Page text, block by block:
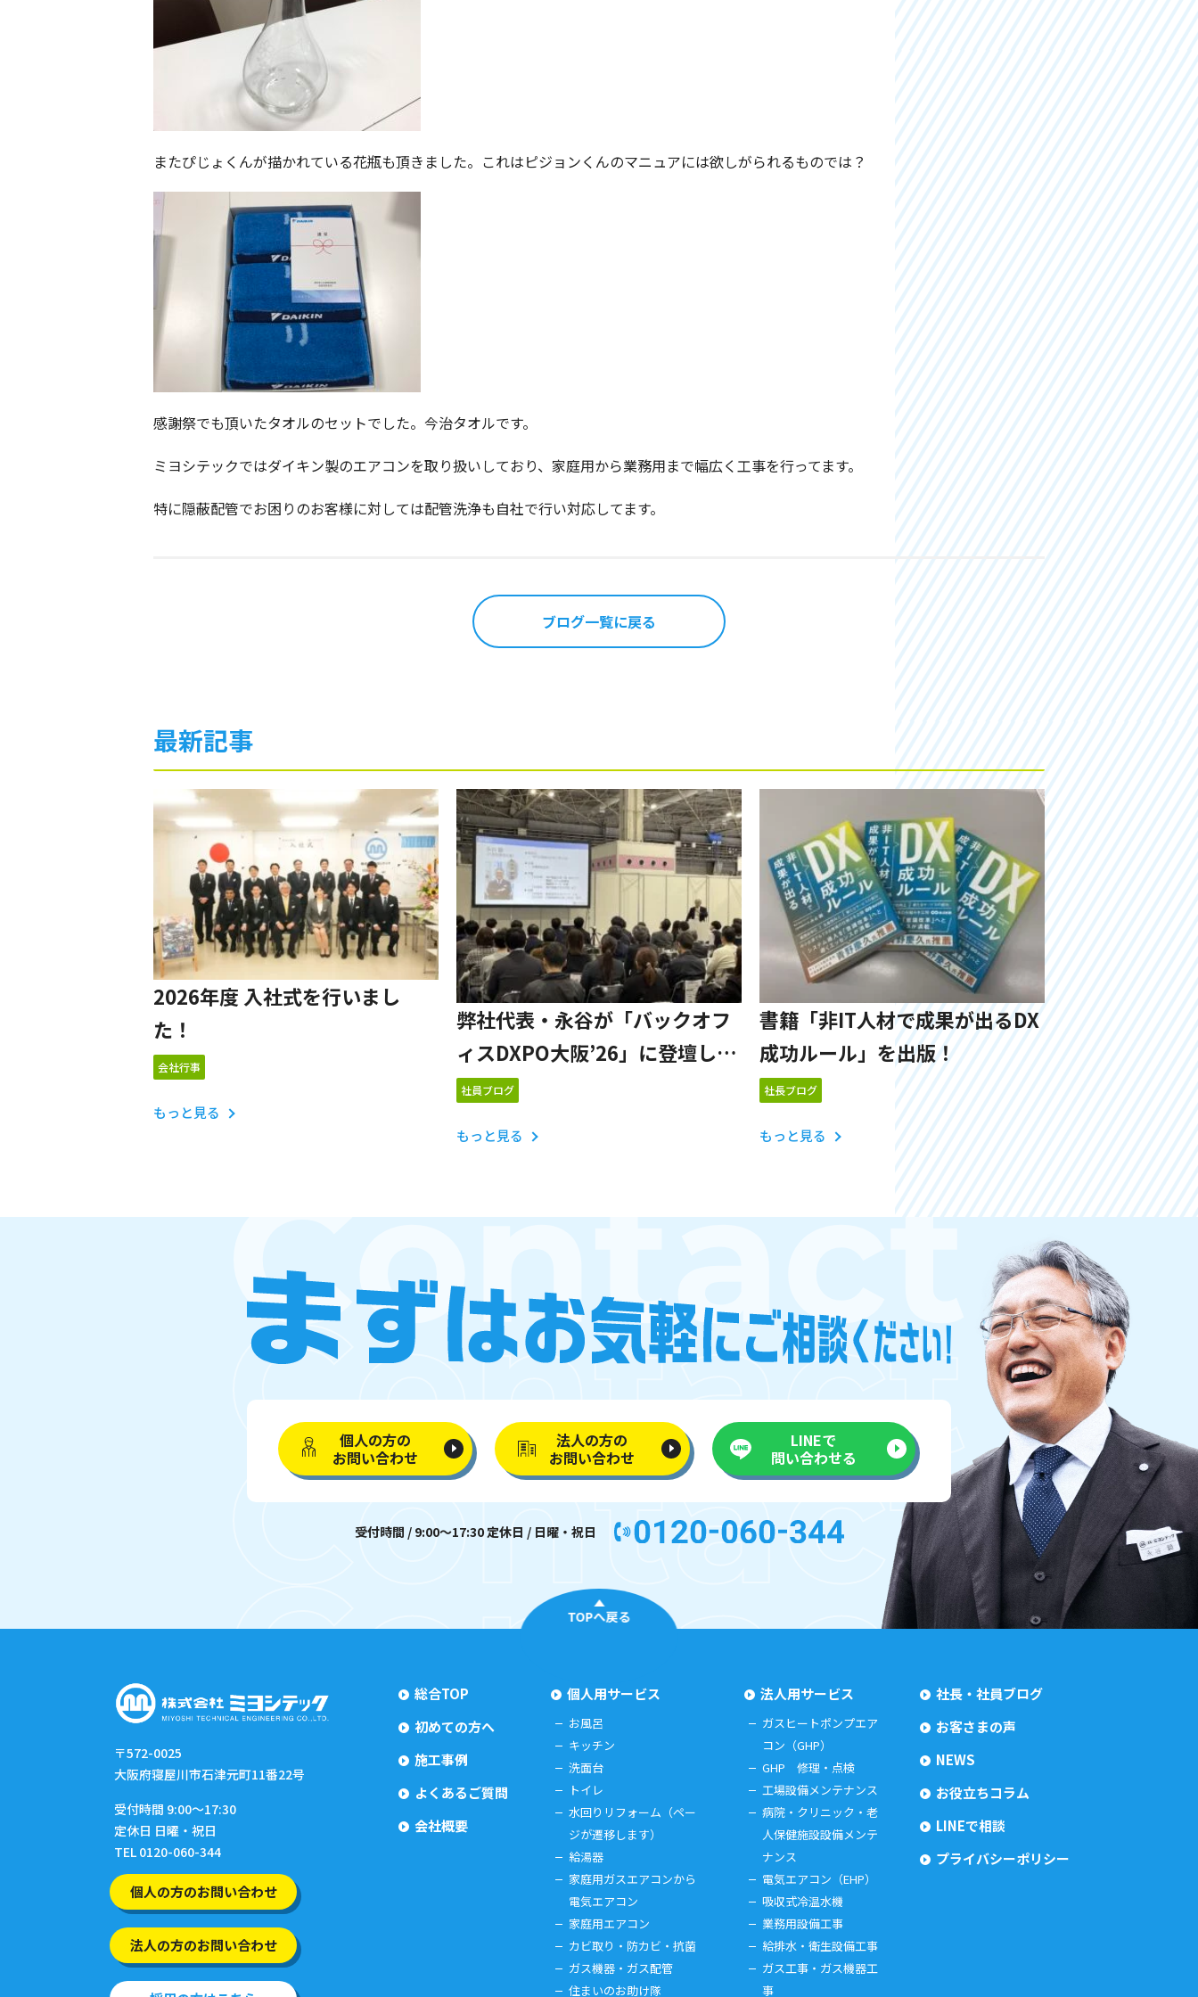
またぴじょくんが描かれている花瓶も頂きました。これはピジョンくんのマニュアには欲しがられるものでは？
感謝祭でも頂いたタオルのセットでした。今治タオルです。
ミヨシテックではダイキン製のエアコンを取り扱いしており、家庭用から業務用まで幅広く工事を行ってます。
特に隠蔽配管でお困りのお客様に対しては配管洗浄も自社で行い対応してます。
ブログ一覧に戻る
最新記事
2026年度 入社式を行いまし
た！
会社行事
もっと見る
弊社代表・永谷が「バックオフ
ィスDXPO大阪’26」に登壇しま
した！
社員ブログ
もっと見る
書籍「非IT人材で成果が出るDX
成功ルール」を出版！
社長ブログ
もっと見る
個人の方の
お問い合わせ
法人の方の
お問い合わせ
LINEで
問い合わせる
受付時間 / 9:00〜17:30 定休日 / 日曜・祝日
TOPへ戻る
総合TOP
初めての方へ
施工事例
よくあるご質問
会社概要
個人用サービス
お風呂
キッチン
洗面台
トイレ
水回りリフォーム（ペー
ジが遷移します）
給湯器
家庭用ガスエアコンから
電気エアコン
家庭用エアコン
カビ取り・防カビ・抗菌
ガス機器・ガス配管
住まいのお助け隊
法人用サービス
ガスヒートポンプエア
コン（GHP）
GHP 修理・点検
工場設備メンテナンス
病院・クリニック・老
人保健施設設備メンテ
ナンス
電気エアコン（EHP）
吸収式冷温水機
業務用設備工事
給排水・衛生設備工事
ガス工事・ガス機器工
事
社長・社員ブログ
お客さまの声
NEWS
お役立ちコラム
LINEで相談
プライバシーポリシー
〒572-0025
大阪府寝屋川市石津元町11番22号
受付時間 9:00〜17:30
定休日 日曜・祝日
TEL 0120-060-344
個人の方のお問い合わせ
法人の方のお問い合わせ